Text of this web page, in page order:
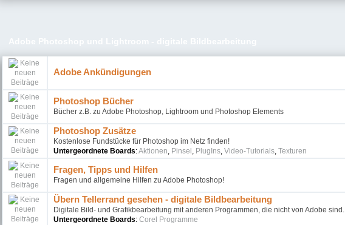
Adobe Ankündigungen
Photoshop Bücher
Bücher z.B. zu Adobe Photoshop, Lightroom und Photoshop Elements
Photoshop Zusätze
Kostenlose Fundstücke für Photoshop im Netz finden!
Untergeordnete Boards:Aktionen, Pinsel , PlugIns, Video-Tutorials, Texturen
Fragen, Tipps und Hilfen
Fragen und allgemeine Hilfen zu Adobe Photoshop!
Übern Tellerrand gesehen - digitale Bildbearbeitung
Digitale Bild- und Grafikbearbeitung mit anderen Programmen, die nicht von Adobe sind.
Untergeordnete Boards: Corel Programme